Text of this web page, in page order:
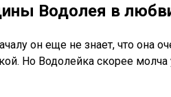
Водолея в
он еще не знает, что она
Но Водолейка скорее молча